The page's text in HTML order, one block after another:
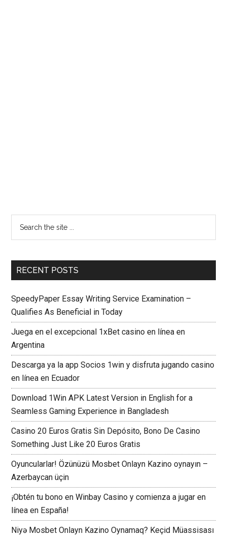
RECENT POSTS
SpeedyPaper Essay Writing Service Examination –
Qualifies As Beneficial in Today
Juega en el excepcional 1xBet casino en línea en
Argentina
Descarga ya la app Socios 1win y disfruta jugando casino
en línea en Ecuador
Download 1Win APK Latest Version in English for a
Seamless Gaming Experience in Bangladesh
Casino 20 Euros Gratis Sin Depósito, Bono De Casino
Something Just Like 20 Euros Gratis
Oyuncularlar! Özünüzü Mosbet Onlayn Kazino oynayın –
Azerbaycan üçin
¡Obtén tu bono en Winbay Casino y comienza a jugar en
línea en España!
Niyə Mosbet Onlayn Kazino Oynamaq? Keçid Müassisası